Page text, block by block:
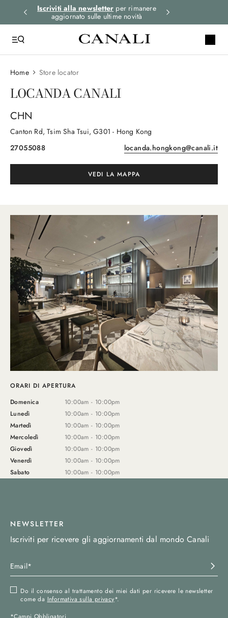
Iscriviti alla newsletter per rimanere
aggiornato sulle ultime novità
Home Store locator
LOCANDA CANALI
CHN
Canton Rd, Tsim Sha Tsui, G301 - Hong Kong
27055088
locanda.hongkong@canali.it
VEDI LA MAPPA
ORARI DI APERTURA
Domenica
10:00am - 10:00pm
Lunedì
10:00am - 10:00pm
Martedì
10:00am - 10:00pm
Mercoledì
10:00am - 10:00pm
Giovedì
10:00am - 10:00pm
Venerdì
10:00am - 10:00pm
Sabato
10:00am - 10:00pm
NEWSLETTER
Iscriviti per ricevere gli aggiornamenti dal mondo Canali
Do il consenso al trattamento dei miei dati per ricevere le newsletter
come da Informativa sulla privacy*.